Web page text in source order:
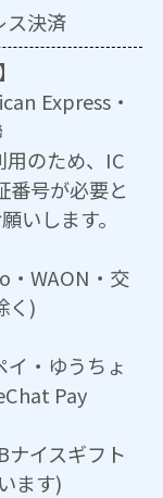
ス決済
Express・
のため、IC
番号が必要と
いします。
・WAON・交
く)
イ・ゆうちょ
Pay
ナイスギフト
ます)